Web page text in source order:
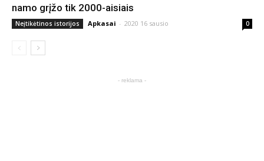
namo grįžo tik 2000-aisiais
Neįtikėtinos istorijos Apkasai - 2020 16 sausio 0
- reklama -